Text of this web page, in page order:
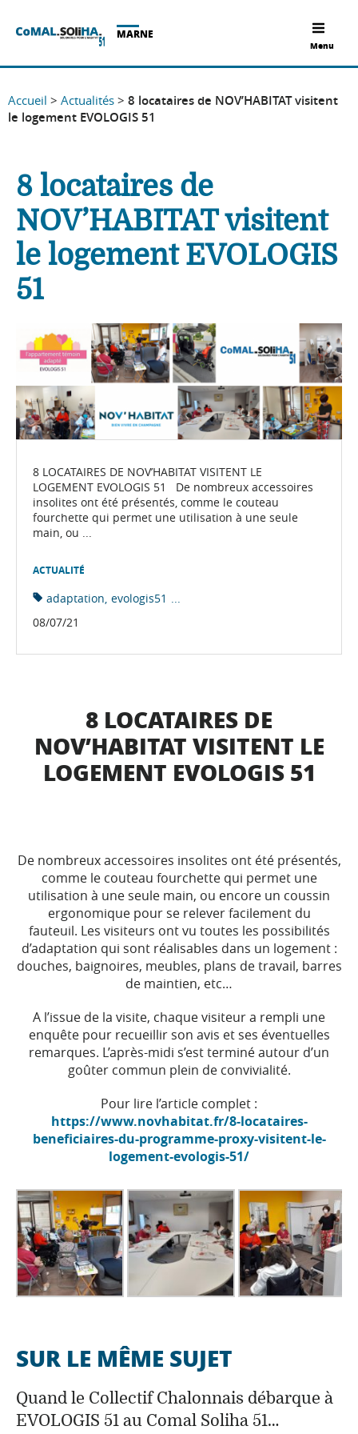
Menu
MARNE
Accueil > Actualités > 8 locataires de NOV’HABITAT visitent
le logement EVOLOGIS 51
8 locataires de
NOV’HABITAT visitent
le logement EVOLOGIS
51
8 LOCATAIRES DE NOV’HABITAT VISITENT LE
LOGEMENT EVOLOGIS 51 De nombreux accessoires
insolites ont été présentés, comme le couteau
fourchette qui permet une utilisation à une seule
main, ou ...
ACTUALITÉ
adaptation evologis51 ...
08/07/21
8 LOCATAIRES DE
NOV’HABITAT VISITENT LE
LOGEMENT EVOLOGIS 51
De nombreux accessoires insolites ont été présentés,
comme le couteau fourchette qui permet une
utilisation à une seule main, ou encore un coussin
ergonomique pour se relever facilement du
fauteuil. Les visiteurs ont vu toutes les possibilités
d’adaptation qui sont réalisables dans un logement :
douches, baignoires, meubles, plans de travail, barres
de maintien, etc…
A l’issue de la visite, chaque visiteur a rempli une
enquête pour recueillir son avis et ses éventuelles
remarques. L’après-midi s’est terminé autour d’un
goûter commun plein de convivialité.
Pour lire l’article complet :
https://www.novhabitat.fr/8-locataires-
beneficiaires-du-programme-proxy-visitent-le-
logement-evologis-51/
SUR LE MÊME SUJET
Quand le Collectif Chalonnais débarque à
EVOLOGIS 51 au Comal Soliha 51…